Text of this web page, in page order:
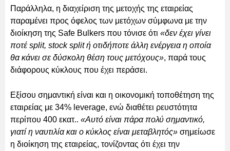
Παράλληλα, η διαχείριση της μετοχής της εταιρείας
παραμένει προς όφελος των μετόχων σύμφωνα με την
διοίκηση της Safe Bulkers που τόνισε ότι «δεν έχει γίνει
ποτέ split, stock split ή οτιδήποτε άλλη ενέργεια η οποία
θα κάνει σε δύσκολη θέση τους μετόχους», παρά τους
διάφορους κύκλους που έχει περάσει.
Εξίσου σημαντική είναι και η οικονομική τοποθέτηση της
εταιρείας με 34% leverage, ενώ διαθέτει ρευστότητα
περίπου 400 εκατ.. «Αυτό είναι πάρα πολύ σημαντικό,
γιατί η ναυτιλία και ο κύκλος είναι μεταβλητός» σημείωσε
η διοίκηση της εταιρείας, τονίζοντας ότι έχει την